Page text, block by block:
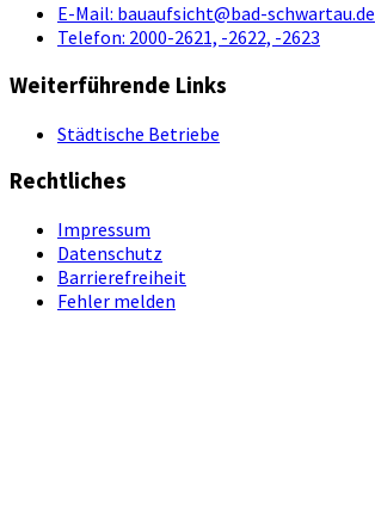
E-Mail: bauaufsicht@bad-schwartau.de
Telefon: 2000-2621, -2622, -2623
Weiterführende Links
Städtische Betriebe
Rechtliches
Impressum
Datenschutz
Barrierefreiheit
Fehler melden